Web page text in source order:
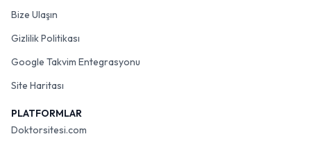
Bize Ulaşın
Gizlilik Politikası
Google Takvim Entegrasyonu
Site Haritası
PLATFORMLAR
Doktorsitesi.com